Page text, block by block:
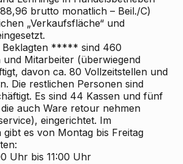
brutto monatlich – Beil./C)
„Verkaufsfläche“ und
Beklagten ***** sind 460
und Mitarbeiter (überwiegend
davon ca. 80 Vollzeitstellen und
Die restlichen Personen sind
Es sind 44 Kassen und fünf
auch Ware retour nehmen
eingerichtet. Im
es von Montag bis Freitag
Uhr bis 11:00 Uhr